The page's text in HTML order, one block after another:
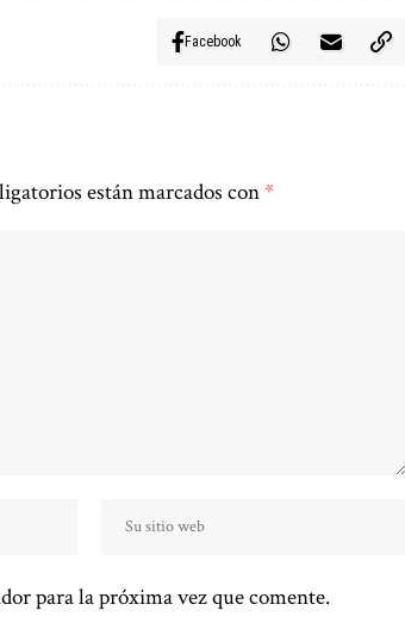
Facebook
están marcados con*
para la próxima vez que comente.